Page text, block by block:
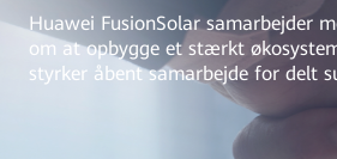
Huawei FusionSolar samarbejder
om at opbygge et stærkt
styrker åbent samarbejde for delt